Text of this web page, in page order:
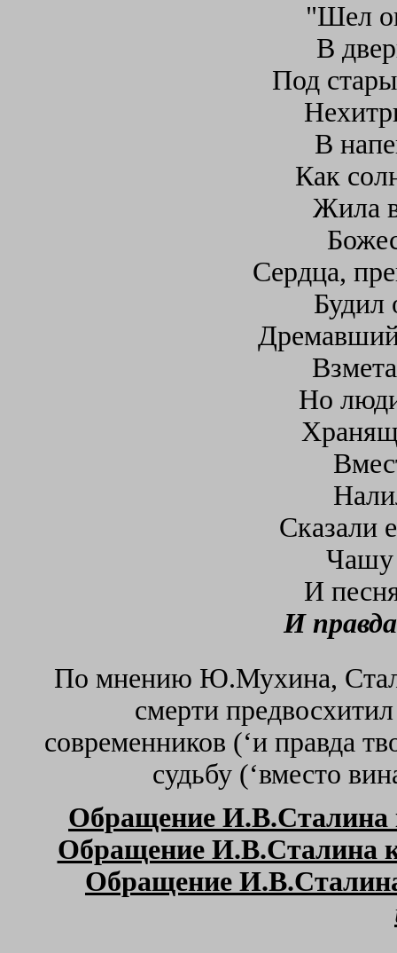
"Шел
В
Под
В
Как
Жила
Сердца,
Будил
Но
Сказали
Чашу
И
И
По мнению Ю.Мухина,
смерти
современников (‘и правда
судьбу (‘вместо
Обращение И.В.Сталина
Обращение И.В.Сталина
Обращение И.В.Сталина